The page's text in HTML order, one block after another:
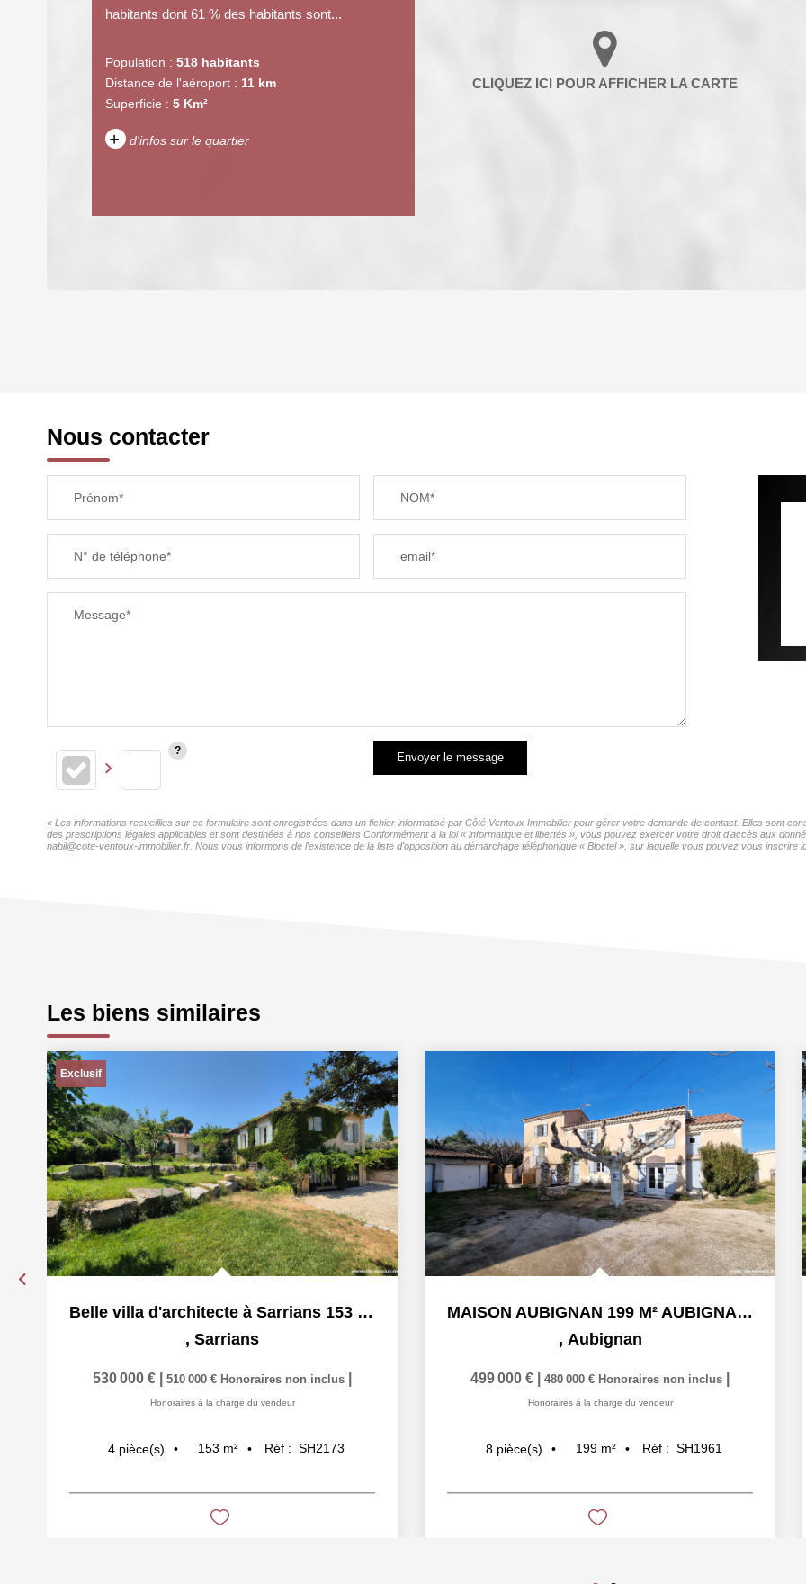
habitants dont 61 % des habitants sont...
Population : 518 habitants
Distance de l'aéroport : 11 km
Superficie : 5 Km²
+ d'infos sur le quartier
TAXE FONCIÈRE
RESTAURANTS ET CAFÉS COMMERCES
Nous contacter
Prénom* NOM*
N° de téléphone* email*
Message*
Envoyer le message
« Les informations recueillies sur ce formulaire sont enregistrées dans un fichier informatisé par Côté Ventoux Immobilier pour gérer votre demande de contact. Elles sont
des prescriptions légales applicables et sont destinées à nos conseillers Conformément à la loi « informatique et libertés », vous pouvez exercer votre droit d'accès aux
nabil@cote-ventoux-immobilier.fr. Nous vous informons de l'existence de la liste d'opposition au démarchage téléphonique « Bloctel », sur laquelle vous pouvez vous inscrire
Les biens similaires
Exclusif
Belle villa d'architecte à Sarrians 153 m²
, Sarrians
530 000 € 510 000 € Honoraires non inclus
Honoraires à la charge du vendeur
4 pièce(s) 153 m² Réf : SH2173
MAISON AUBIGNAN 199 M² AUBIGNAN - 8 pièce(s) - 199 m2
, Aubignan
499 000 € 480 000 € Honoraires non inclus
Honoraires à la charge du vendeur
8 pièce(s) 199 m² Réf : SH1961